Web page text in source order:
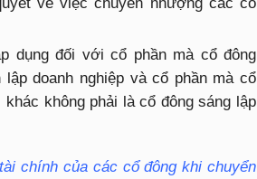
dụng đối với cổ phần mà cổ đông
doanh nghiệp và cổ phần mà cổ
không phải là cổ đông sáng lập
chính của các cổ đông khi chuyển